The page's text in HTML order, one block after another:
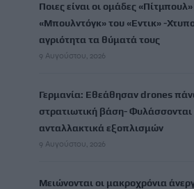
Ποιες είναι οι ομάδες «Πίτμπουλ»
«Μπουλντόγκ» του «Εντικ» -
αγριότητα τα θύματά τους
9 Αυγούστου, 2026
Γερμανία: Εθεάθησαν drones
στρατιωτική βάση-
ανταλλακτικά εξοπλισμών
9 Αυγούστου, 2026
Μειώνονται οι μακροχρόνια